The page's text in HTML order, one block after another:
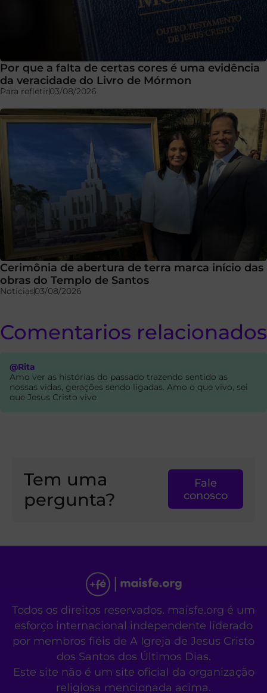
Por que a falta de certas cores é uma evidência
da veracidade do Livro de Mórmon
Para refletir03/08/2026
Cerimônia de abertura de terra marca início das
obras do Templo de Santos
Notícias03/08/2026
Comentarios relacionados
@Rita
Amo ver as histórias do passado trazendo sentido as
nossas vidas, gerações sendo ligadas. Amo o que vivo, sei
que Jesus Cristo vive
Tem uma
pergunta?
Fale
conosco
Todos os direitos reservados. maisfe.org é um
esforço internacional independente liderado
por membros fiéis de A Igreja de Jesus Cristo
dos Santos dos Últimos Dias.
Este site não é um site oficial da organização
religiosa mencionada acima.